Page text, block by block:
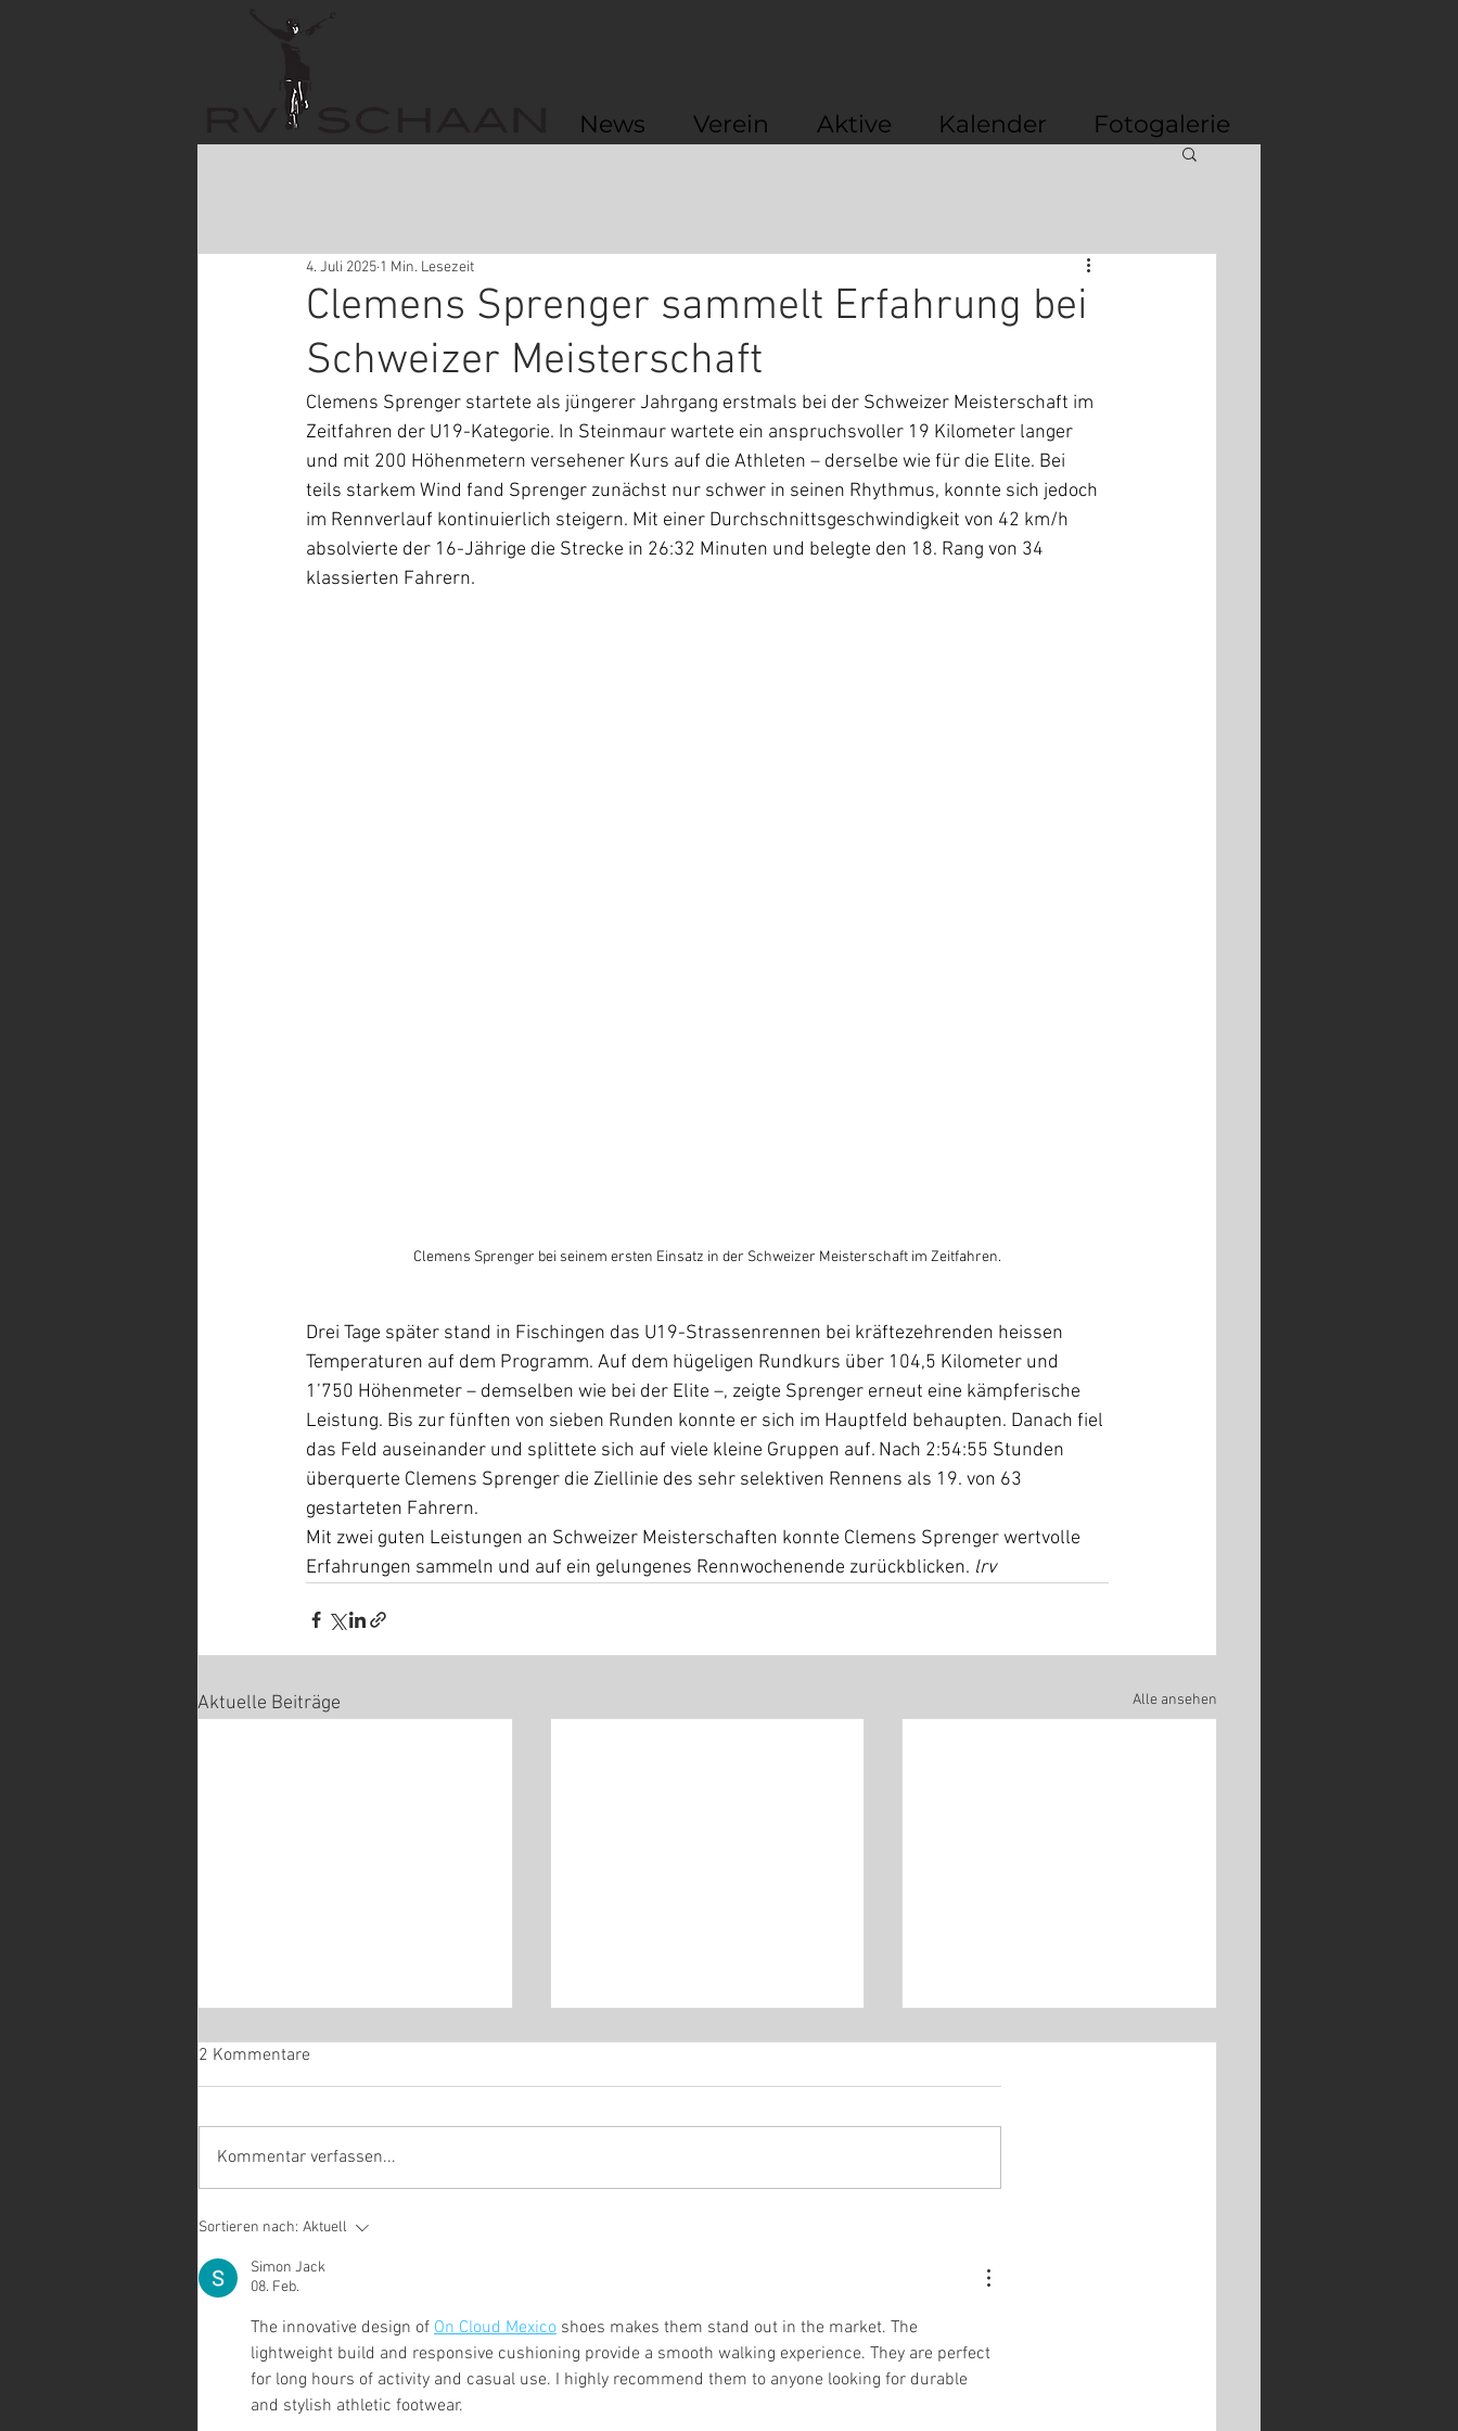
News Verein Aktive Kalender Fotogalerie
Clemens Sprenger sammelt Erfahrung bei
Schweizer Meisterschaft
4. Juli 2025 1 Min. Lesezeit
Clemens Sprenger startete als jüngerer Jahrgang erstmals bei der Schweizer Meisterschaft im
Zeitfahren der U19-Kategorie. In Steinmaur wartete ein anspruchsvoller 19 Kilometer langer
und mit 200 Höhenmetern versehener Kurs auf die Athleten – derselbe wie für die Elite. Bei
teils starkem Wind fand Sprenger zunächst nur schwer in seinen Rhythmus, konnte sich jedoch
im Rennverlauf kontinuierlich steigern. Mit einer Durchschnittsgeschwindigkeit von 42 km/h
absolvierte der 16-Jährige die Strecke in 26:32 Minuten und belegte den 18. Rang von 34
klassierten Fahrern.
Clemens Sprenger bei seinem ersten Einsatz in der Schweizer Meisterschaft im Zeitfahren.
Drei Tage später stand in Fischingen das U19-Strassenrennen bei kräftezehrenden heissen
Temperaturen auf dem Programm. Auf dem hügeligen Rundkurs über 104,5 Kilometer und
1’750 Höhenmeter – demselben wie bei der Elite –, zeigte Sprenger erneut eine kämpferische
Leistung. Bis zur fünften von sieben Runden konnte er sich im Hauptfeld behaupten. Danach fiel
das Feld auseinander und splittete sich auf viele kleine Gruppen auf. Nach 2:54:55 Stunden
überquerte Clemens Sprenger die Ziellinie des sehr selektiven Rennens als 19. von 63
gestarteten Fahrern.
Mit zwei guten Leistungen an Schweizer Meisterschaften konnte Clemens Sprenger wertvolle
Erfahrungen sammeln und auf ein gelungenes Rennwochenende zurückblicken. lrv
Aktuelle Beiträge Alle ansehen
Enduro: Alicke mit Defekt im
Flavio Knaus ist zurück
2 Kommentare
Kommentar verfassen...
Sortieren nach: Aktuell
Simon Jack
08. Feb.
The innovative design of On Cloud Mexico shoes makes them stand out in the market. The
lightweight build and responsive cushioning provide a smooth walking experience. They are perfect
for long hours of activity and casual use. I highly recommend them to anyone looking for durable
and stylish athletic footwear.